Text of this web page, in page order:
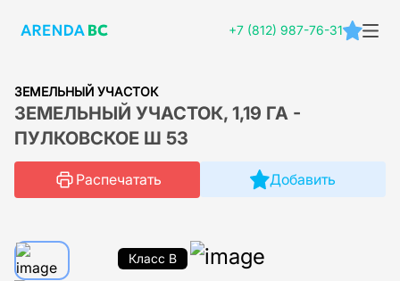
+7 (812) 987-76-31
ЗЕМЕЛЬНЫЙ УЧАСТОК
ЗЕМЕЛЬНЫЙ УЧАСТОК, 1,19 ГА -
ПУЛКОВСКОЕ Ш 53
Распечатать Добавить
Класс B